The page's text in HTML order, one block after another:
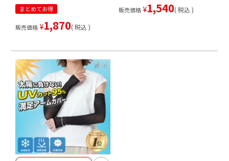
まとめてお得
販売価格 ¥1,870 税込
販売価格 ¥1,540 税込